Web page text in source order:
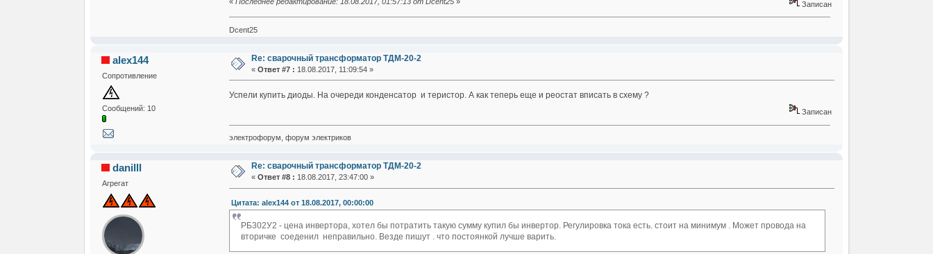
Записан
Dcent25
alex144
Сопротивление
Сообщений: 10
Re: сварочный трансформатор ТДМ-20-2
« Ответ #7 : 18.08.2017, 11:09:54 »
Успели купить диоды. На очереди конденсатор и теристор. А как теперь еще и реостат вписать в схему ?
Записан
электрофорум, форум электриков
danilll
Агрегат
Re: сварочный трансформатор ТДМ-20-2
« Ответ #8 : 18.08.2017, 23:47:00 »
Цитата: alex144 от 18.08.2017, 00:00:00
РБ302У2 - цена инвертора, хотел бы потратить такую сумму купил бы инвертор. Регулировка тока есть. стоит на минимум . Может провода на
вторичке соеденил неправильно. Везде пишут . что постоянкой лучше варить.